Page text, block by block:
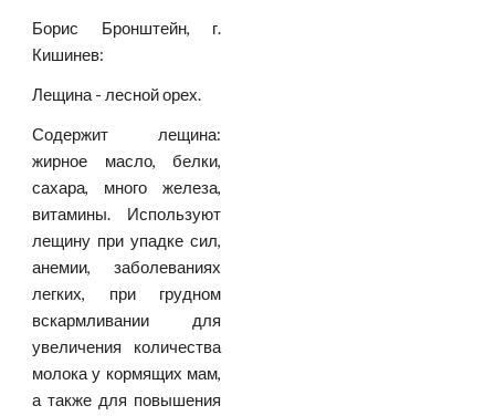
Борис Бронштейн, г.
Кишинев:
Лещина - лесной орех.
Содержит лещина:
жирное масло, белки,
сахара, много железа,
витамины. Используют
лещину при упадке сил,
анемии, заболеваниях
легких, при грудном
вскармливании для
увеличения количества
молока у кормящих мам,
а также для повышения